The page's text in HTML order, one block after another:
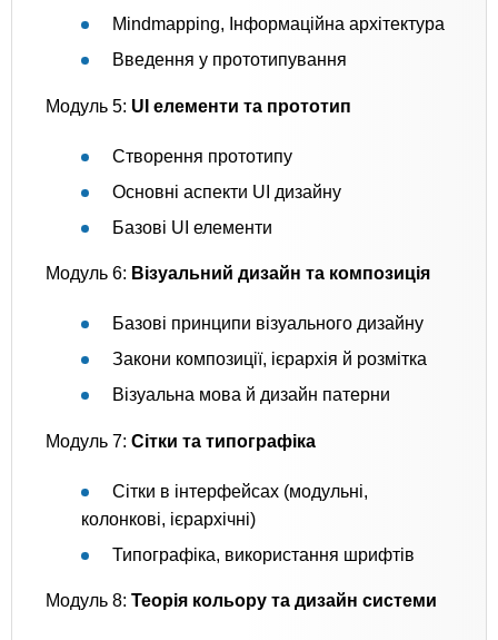
Mindmapping, Інформаційна архітектура
Введення у прототипування
Модуль 5: UI елементи та прототип
Створення прототипу
Основні аспекти UI дизайну
Базові UI елементи
Модуль 6: Візуальний дизайн та композиція
Базові принципи візуального дизайну
Закони композиції, ієрархія й розмітка
Візуальна мова й дизайн патерни
Модуль 7: Сітки та типографіка
Сітки в інтерфейсах (модульні,
колонкові, ієрархічні)
Типографіка, використання шрифтів
Модуль 8: Теорія кольору та дизайн системи